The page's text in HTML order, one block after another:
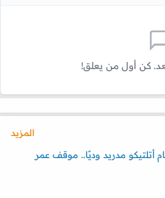
كن أول من يعلق!
المزيد
مدريد وديًا.. موقف عمر